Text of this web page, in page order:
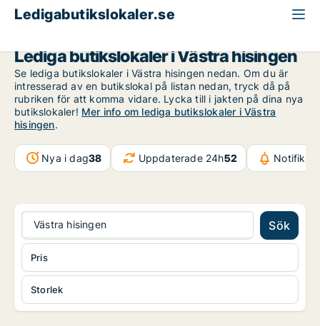
Ledigabutikslokaler.se
Lediga butikslokaler i Västra hisingen
Se lediga butikslokaler i Västra hisingen nedan. Om du är
intresserad av en butikslokal på listan nedan, tryck då på
rubriken för att komma vidare. Lycka till i jakten på dina nya
butikslokaler! Mer info om lediga butikslokaler i Västra
hisingen.
Nya i dag38 Uppdaterade 24h52
Västra hisingen Sök
Storlek
Pris